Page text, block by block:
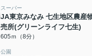
スーパー
JA東京みなみ 七生地区農産
売所(グリーンライフ七生)
605ｍ（8分）
公園